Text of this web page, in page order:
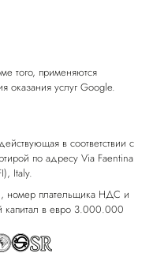
того, применяются
оказания услуг Google.
в соответствии с
по адресу Via Faentina
Italy.
номер плательщика НДС и
капитал в евро 3.000.000